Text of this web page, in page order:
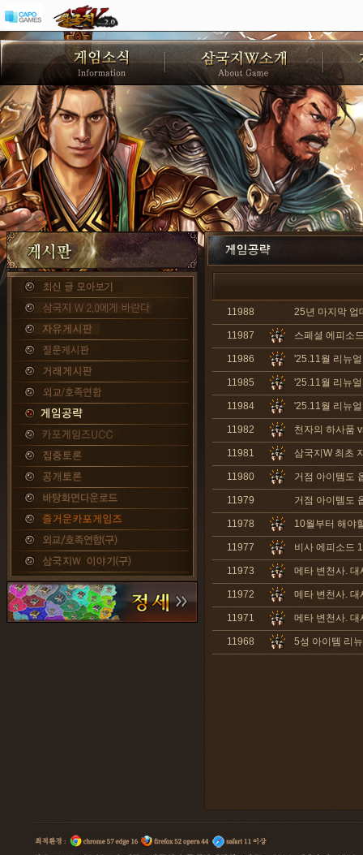
11988 25년 마지막 업
11987 스페셜 에피소
11986 '25.11월 리뉴
11985 '25.11월 리뉴
11984 '25.11월 리뉴
11982 천자의 하사품
11981 삼국지W 최초
11980 거점 아이템도
11979 거점 아이템도
11978 10월부터 해야
11977 비사 에피소드
11973 메타 변천사.
11972 메타 변천사.
11971 메타 변천사.
11968 5성 아이템 리